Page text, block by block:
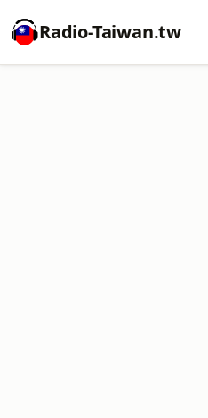
Radio-Taiwan.tw